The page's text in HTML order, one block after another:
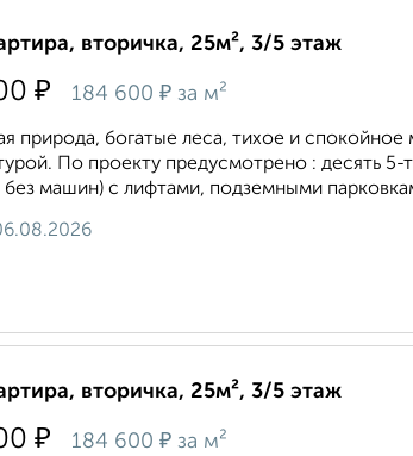
вторичка, 25м², 3/5 этаж
₽ 184 600 ₽ за м²
природа, богатые леса, тихое и спокойное
По проекту предусмотрено : десять
машин) с лифтами, подземными
вторичка, 25м², 3/5 этаж
₽ 184 600 ₽ за м²